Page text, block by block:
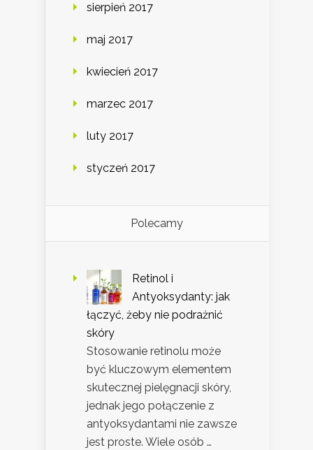
sierpień 2017
maj 2017
kwiecień 2017
marzec 2017
luty 2017
styczeń 2017
Polecamy
Retinol i
Antyoksydanty: jak
łączyć, żeby nie podrażnić
skóry
Stosowanie retinolu może
być kluczowym elementem
skutecznej pielęgnacji skóry,
jednak jego połączenie z
antyoksydantami nie zawsze
jest proste. Wiele osób …